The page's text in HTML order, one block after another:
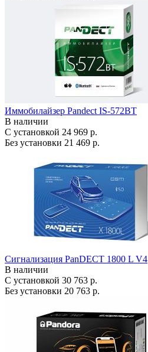
Иммобилайзер Pandect IS-572BT
В наличии
С установкой 24 969 р.
Без установки 21 469 р.
Сигнализация PanDECT 1800 L V4
В наличии
С установкой 30 763 р.
Без установки 20 763 р.